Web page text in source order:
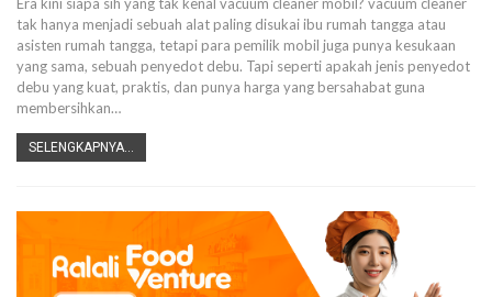
tak hanya menjadi sebuah alat paling disukai ibu rumah tangga atau
asisten rumah tangga, tetapi para pemilik mobil juga punya kesukaan
yang sama, sebuah penyedot debu. Tapi seperti apakah jenis penyedot
debu yang kuat, praktis, dan punya harga yang bersahabat guna
membersihkan…
SELENGKAPNYA...